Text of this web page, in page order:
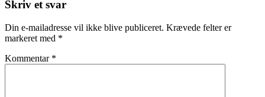
Skriv et svar
Din e-mailadresse vil ikke blive publiceret. Krævede felter er
markeret med *
Kommentar *